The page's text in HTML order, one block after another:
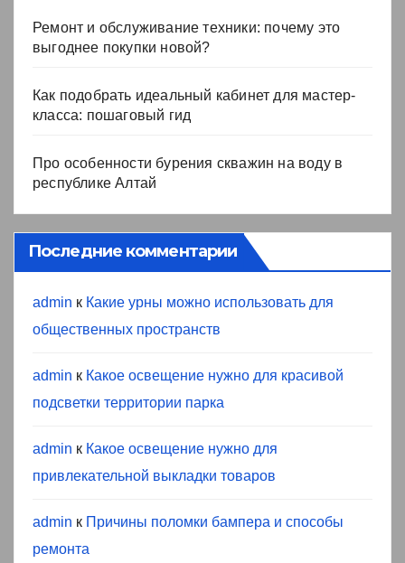
Ремонт и обслуживание техники: почему это
выгоднее покупки новой?
Как подобрать идеальный кабинет для мастер-
класса: пошаговый гид
Про особенности бурения скважин на воду в
республике Алтай
Последние комментарии
admin к Какие урны можно использовать для
общественных пространств
admin к Какое освещение нужно для красивой
подсветки территории парка
admin к Какое освещение нужно для
привлекательной выкладки товаров
admin к Причины поломки бампера и способы
ремонта